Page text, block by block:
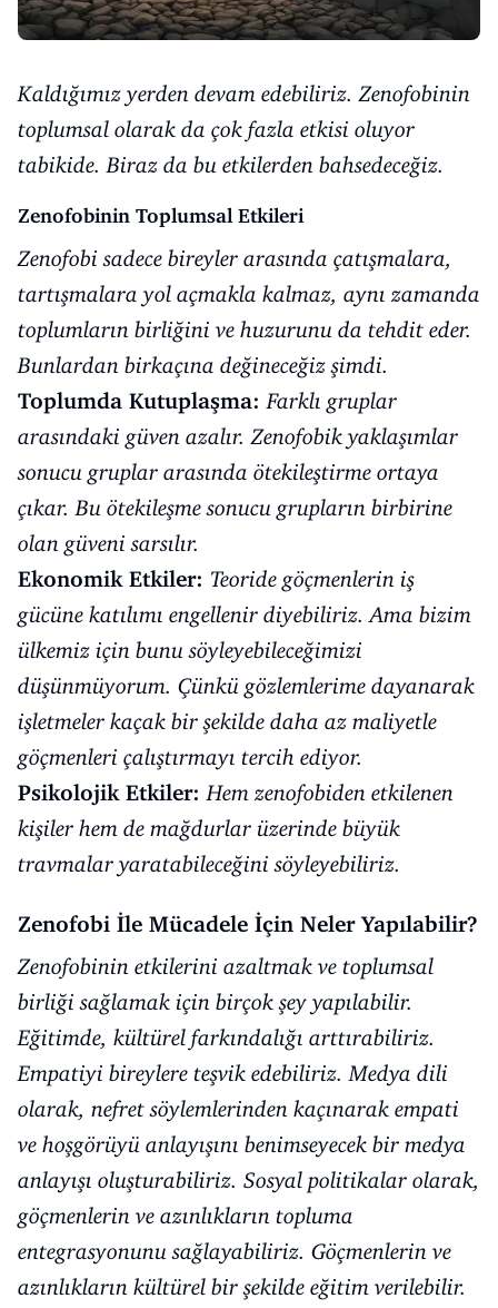
Kaldığımız yerden devam edebiliriz. Zenofobinin
toplumsal olarak da çok fazla etkisi oluyor
tabikide. Biraz da bu etkilerden bahsedeceğiz.
Zenofobinin Toplumsal Etkileri
Zenofobi sadece bireyler arasında çatışmalara,
tartışmalara yol açmakla kalmaz, aynı zamanda
toplumların birliğini ve huzurunu da tehdit eder.
Bunlardan birkaçına değineceğiz şimdi.
Toplumda Kutuplaşma: Farklı gruplar
arasındaki güven azalır. Zenofobik yaklaşımlar
sonucu gruplar arasında ötekileştirme ortaya
çıkar. Bu ötekileşme sonucu grupların birbirine
olan güveni sarsılır.
Ekonomik Etkiler: Teoride göçmenlerin iş
gücüne katılımı engellenir diyebiliriz. Ama bizim
ülkemiz için bunu söyleyebileceğimizi
düşünmüyorum. Çünkü gözlemlerime dayanarak
işletmeler kaçak bir şekilde daha az maliyetle
göçmenleri çalıştırmayı tercih ediyor.
Psikolojik Etkiler: Hem zenofobiden etkilenen
kişiler hem de mağdurlar üzerinde büyük
travmalar yaratabileceğini söyleyebiliriz.
Zenofobi İle Mücadele İçin Neler Yapılabilir?
Zenofobinin etkilerini azaltmak ve toplumsal
birliği sağlamak için birçok şey yapılabilir.
Eğitimde, kültürel farkındalığı arttırabiliriz.
Empatiyi bireylere teşvik edebiliriz. Medya dili
olarak, nefret söylemlerinden kaçınarak empati
ve hoşgörüyü anlayışını benimseyecek bir medya
anlayışı oluşturabiliriz. Sosyal politikalar olarak,
göçmenlerin ve azınlıkların topluma
entegrasyonunu sağlayabiliriz. Göçmenlerin ve
azınlıkların kültürel bir şekilde eğitim verilebilir.